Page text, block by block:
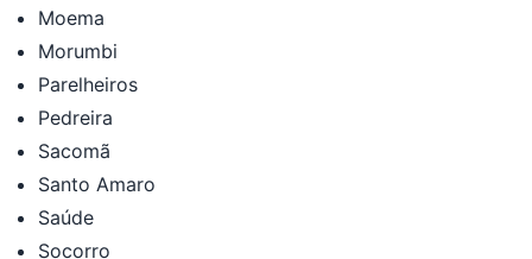
Moema
Morumbi
Parelheiros
Pedreira
Sacomã
Santo Amaro
Saúde
Socorro